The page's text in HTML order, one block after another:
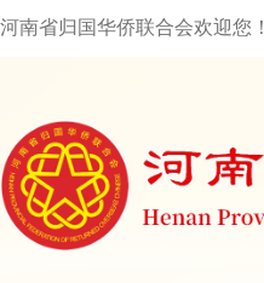
河南省归国华侨联合会欢迎您！